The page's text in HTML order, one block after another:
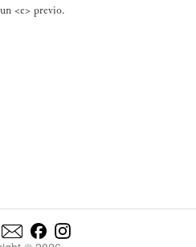
<e> previo.